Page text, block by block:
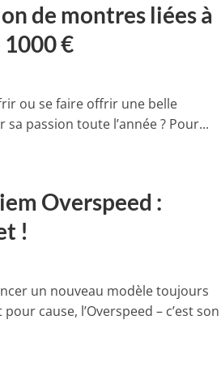
de montres liées à
1000 €
ou se faire offrir une belle
passion toute l’année ? Pour...
Overspeed :
!
un nouveau modèle toujours
cause, l’Overspeed – c’est son